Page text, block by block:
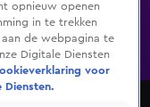
De Bondgenoten
opnieuw openen
in te trekken
de webpagina te
Digitale Diensten
voor
Diensten.